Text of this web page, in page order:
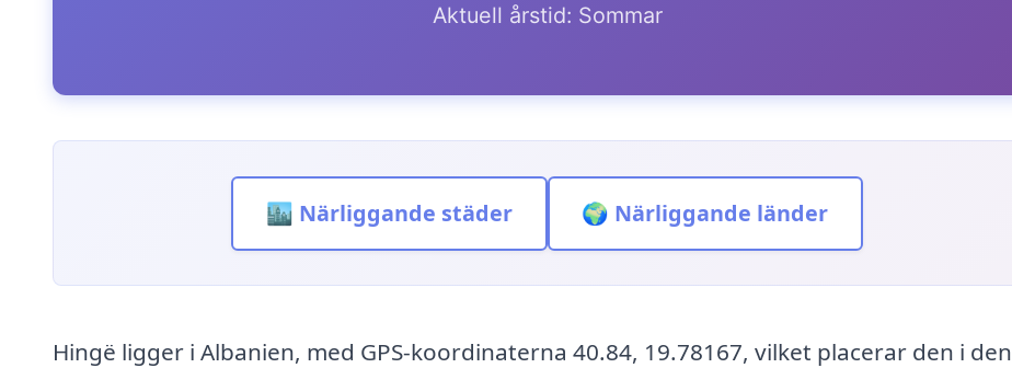
Aktuell årstid: Sommar
🏙️ Närliggande städer 🌍 Närliggande länder
Hingë ligger i Albanien, med GPS-koordinaterna 40.84, 19.78167, vilket placerar den i den